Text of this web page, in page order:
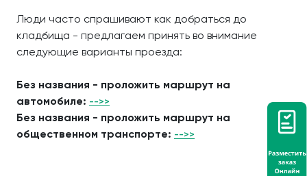
Люди часто спрашивают как добраться до
кладбища - предлагаем принять во внимание
следующие варианты проезда:
Без названия - проложить маршрут на
автомобиле: -->>
Без названия - проложить маршрут на
общественном транспорте: -->>